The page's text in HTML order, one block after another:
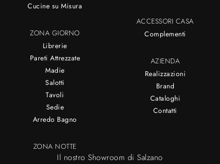
Cucine su Misura
ZONA GIORNO
Librerie
Pareti Attrezzate
Madie
Salotti
Tavoli
Sedie
Arredo Bagno
ZONA NOTTE
ACCESSORI CASA
Complementi
AZIENDA
Realizzazioni
Brand
Cataloghi
Contatti
Il nostro Showroom di Salzano